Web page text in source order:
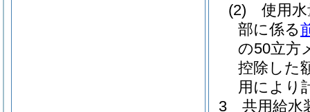
(2)
使用
部に係る
の50立方
控除した
用により
3
共用給水